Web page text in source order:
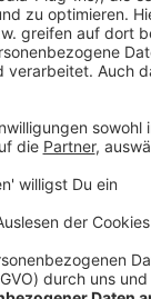
fehlt beim
die Arzt-
Auch
Football-
Feller WERBUNG Hier
E-Mail an: